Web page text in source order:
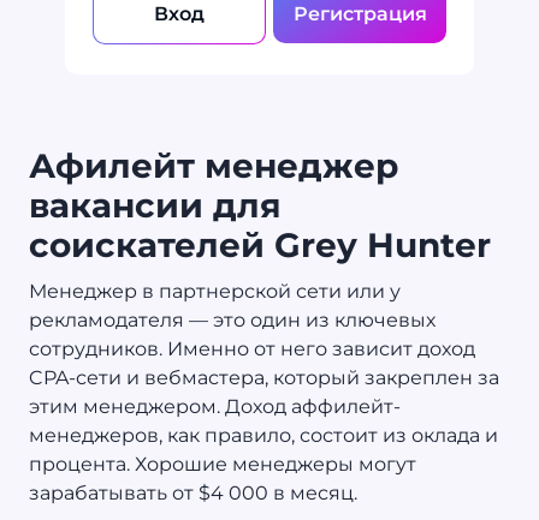
Вход Регистрация
Афилейт менеджер
вакансии для
соискателей Grey Hunter
Менеджер в партнерской сети или у
рекламодателя — это один из ключевых
сотрудников. Именно от него зависит доход
CPA-сети и вебмастера, который закреплен за
этим менеджером. Доход аффилейт-
менеджеров, как правило, состоит из оклада и
процента. Хорошие менеджеры могут
зарабатывать от $4 000 в месяц.